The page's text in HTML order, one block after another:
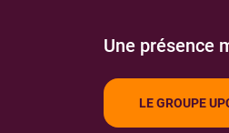
LIBRAIRIE DE L'ISLE
16 R ST ETIENNE
Une présence
LE GROUPE